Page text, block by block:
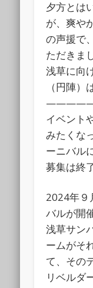
夕方とは
が、爽や
の声援で
ただきま
浅草に向
（円陣）
イベント
みたくな
ーニバル
募集は終
2024年９
バルが開
浅草サン
ームがそ
て、その
リベルダ